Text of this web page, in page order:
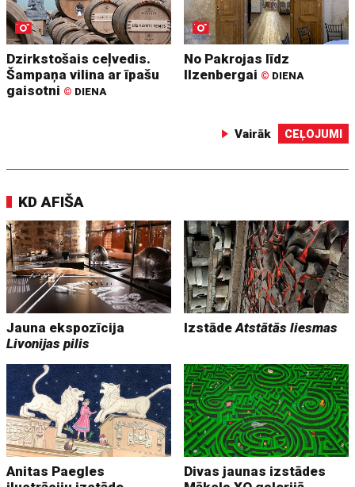
Dzirkstošais ceļvedis.
Šampaņa vilina ar īpašu
gaisotni © DIENA
No Pakrojas līdz
Ilzenbergai © DIENA
Vairāk CEĻOJUMI
KD AFIŠA
Jauna ekspozīcija
Livonijas pilis
IzstādeAtstātās liesmas
Anitas Paegles
Divas jaunas izstādes